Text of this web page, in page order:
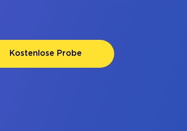
Kostenlose Probe